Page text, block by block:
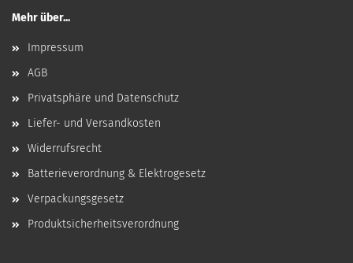
Mehr über...
Impressum
AGB
Privatsphäre und Datenschutz
Liefer- und Versandkosten
Widerrufsrecht
Batterieverordnung & Elektrogesetz
Verpackungsgesetz
Produktsicherheitsverordnung